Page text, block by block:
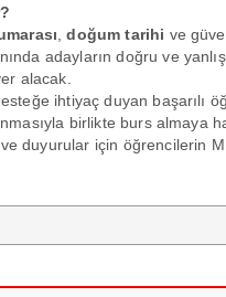
,doğum tarihi ve
adayların doğru ve
alacak.
ihtiyaç duyan başarılı
birlikte burs almaya
duyurular için öğrencilerin